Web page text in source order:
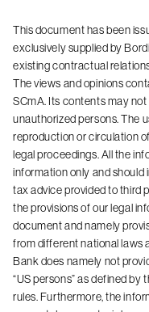
This document has been
exclusively supplied by
existing contractual
The views and opinions
SCmA. Its contents may
unauthorized persons. The
reproduction or circulation
legal proceedings. All the
information only and should
tax advice provided to third
the provisions of our legal
document and namely
from different national laws
Bank does namely not
“US persons” as defined
rules. Furthermore, the